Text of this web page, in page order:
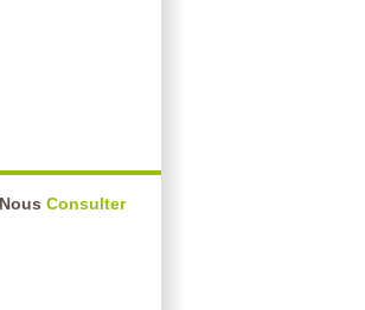
Nous Consulter